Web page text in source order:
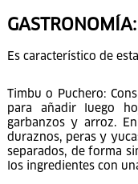
GASTRONOMÍA:
Timbu o Puchero:
para añadir luego
garbanzos y arroz.
duraznos, peras y
separados, de forma